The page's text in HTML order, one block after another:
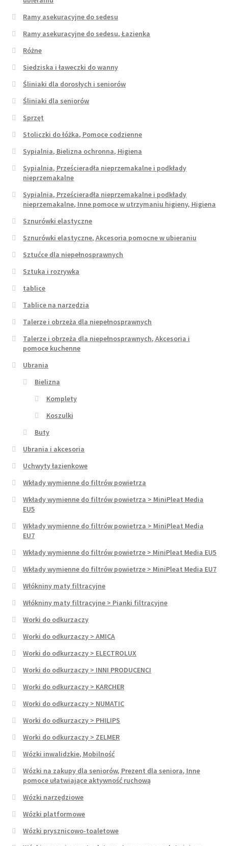
Ramy asekuracyjne do sedesu
Ramy asekuracyjne do sedesu, Łazienka
Różne
Siedziska i ławeczki do wanny
Śliniaki dla dorosłych i seniorów
Śliniaki dla seniorów
Sprzęt
Stoliczki do łóżka, Pomoce codzienne
Sypialnia, Bielizna ochronna, Higiena
Sypialnia, Prześcieradła nieprzemakalne i podkłady
nieprzemakalne
Sypialnia, Prześcieradła nieprzemakalne i podkłady
nieprzemakalne, Inne pomoce w utrzymaniu higieny, Higiena
Sznurówki elastyczne
Sznurówki elastyczne, Akcesoria pomocne w ubieraniu
Sztućce dla niepełnosprawnych
Sztuka i rozrywka
tablice
Tablice na narzędzia
Talerze i obrzeża dla niepełnosprawnych
Talerze i obrzeża dla niepełnosprawnych, Akcesoria i
pomoce kuchenne
Ubrania
Bielizna
Komplety
Koszulki
Buty
Ubrania i akcesoria
Uchwyty łazienkowe
Wkłady wymienne do filtrów powietrza
Wkłady wymienne do filtrów powietrza > MiniPleat Media
EU5
Wkłady wymienne do filtrów powietrza > MiniPleat Media
EU7
Wkłady wymienne do filtrów powietrze > MiniPleat Media EU5
Wkłady wymienne do filtrów powietrze > MiniPleat Media EU7
Włókniny maty filtracyjne
Włókniny maty filtracyjne > Pianki filtracyjne
Worki do odkurzaczy
Worki do odkurzaczy > AMICA
Worki do odkurzaczy > ELECTROLUX
Worki do odkurzaczy > INNI PRODUCENCI
Worki do odkurzaczy > KARCHER
Worki do odkurzaczy > NUMATIC
Worki do odkurzaczy > PHILIPS
Worki do odkurzaczy > ZELMER
Wózki inwalidzkie, Mobilność
Wózki na zakupy dla seniorów, Prezent dla seniora, Inne
pomoce ułatwiające aktywność ruchową
Wózki narzędziowe
Wózki platformowe
Wózki prysznicowo-toaletowe